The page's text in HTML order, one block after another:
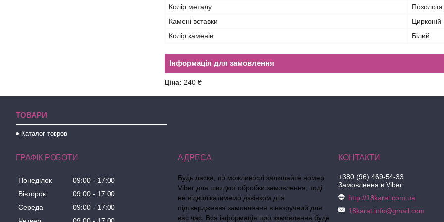
Колір металу
Камені вставки
Цирконій
Колір каменів
Білий
Інформація для замовлення
Ціна: 240 ₴
ТОВАРИ
Каталог товров
ГРАФІК РОБОТИ
Понеділок 09:00
17:00
Вівторок
09:00
17:00
Середа
09:00
17:00
Четвер
09:00 17:00
Будь ласка, по можливості залишайте номер
Viber для швидкої обробки замовлення, тоді
не відволікатимемо дзвінком для
підтвердження замовлення в незручний для
вас час. Вся інформація про замовлення буде
+380 (96) 469-54-33
Замовлення в Viber
http://18karat.com.ua
18karat.info@gmail.com